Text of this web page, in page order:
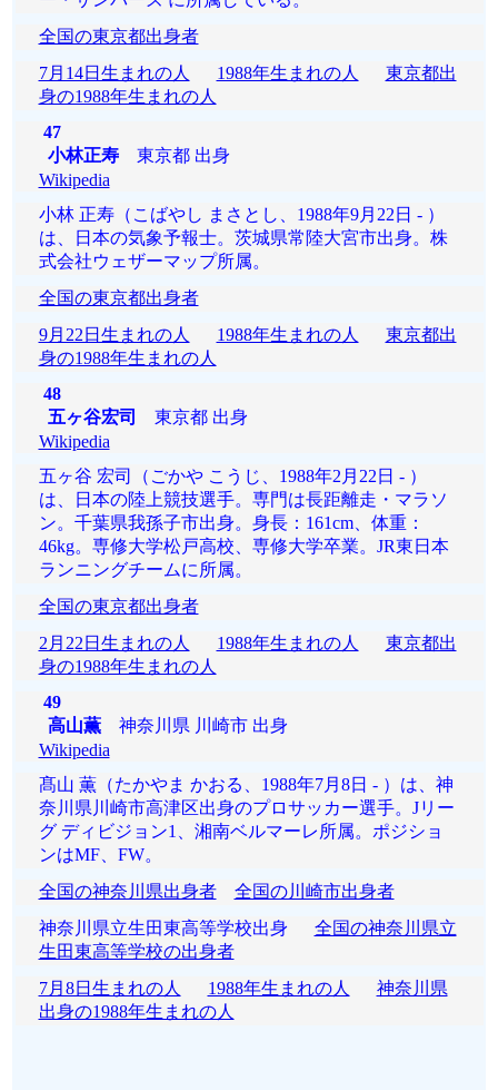
全国の東京都出身者
7月14日生まれの人
1988年生まれの人
東京都出
身の1988年生まれの人
47
小林正寿東京都 出身
Wikipedia
小林 正寿（こばやし まさとし、1988年9月22日 - ）
は、日本の気象予報士。茨城県常陸大宮市出身。株
式会社ウェザーマップ所属。
全国の東京都出身者
9月22日生まれの人
1988年生まれの人
東京都出
身の1988年生まれの人
48
五ヶ谷宏司
東京都 出身
Wikipedia
五ヶ谷 宏司（ごかや こうじ、1988年2月22日 - ）
は、日本の陸上競技選手。専門は長距離走・マラソ
ン。千葉県我孫子市出身。身長：161cm、体重：
46kg。専修大学松戸高校、専修大学卒業。JR東日本
ランニングチームに所属。
全国の東京都出身者
2月22日生まれの人
1988年生まれの人
東京都出
身の1988年生まれの人
49
高山薫神奈川県 川崎市 出身
Wikipedia
髙山 薫（たかやま かおる、1988年7月8日 - ）は、神
奈川県川崎市高津区出身のプロサッカー選手。Jリー
グ ディビジョン1、湘南ベルマーレ所属。ポジショ
ンはMF、FW。
全国の神奈川県出身者
全国の川崎市出身者
神奈川県立生田東高等学校出身 全国の神奈川県立
生田東高等学校の出身者
7月8日生まれの人
1988年生まれの人
神奈川県
出身の1988年生まれの人